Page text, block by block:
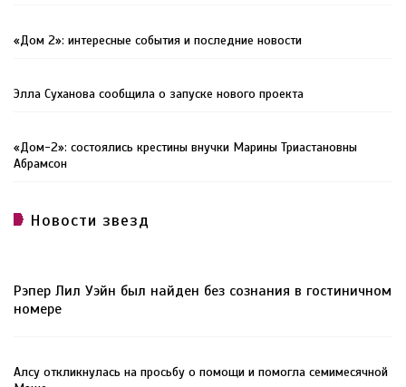
«Дом 2»: интересные события и последние новости
Элла Суханова сообщила о запуске нового проекта
«Дом-2»: состоялись крестины внучки Марины Триастановны
Абрамсон
Новости звезд
Рэпер Лил Уэйн был найден без сознания в гостиничном
номере
Алсу откликнулась на просьбу о помощи и помогла семимесячной